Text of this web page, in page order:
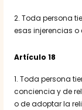
2. Toda persona
esas injerencias o
Artículo 18
1. Toda persona
conciencia y de
o de adoptar la